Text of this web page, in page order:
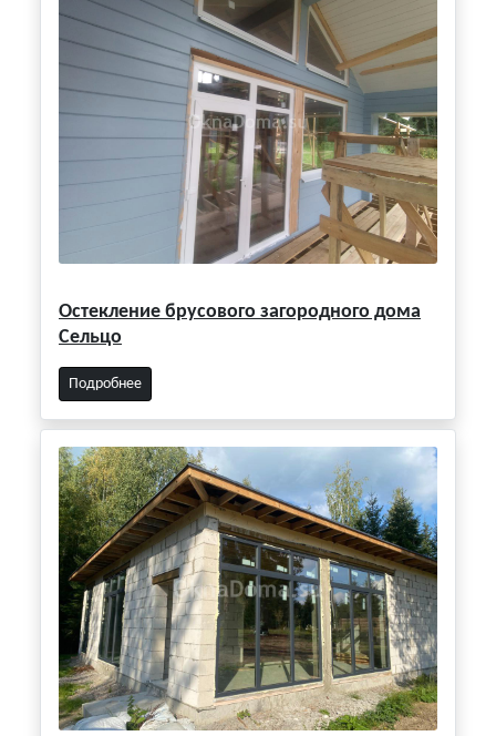
Остекление брусового загородного дома
Сельцо
Подробнее